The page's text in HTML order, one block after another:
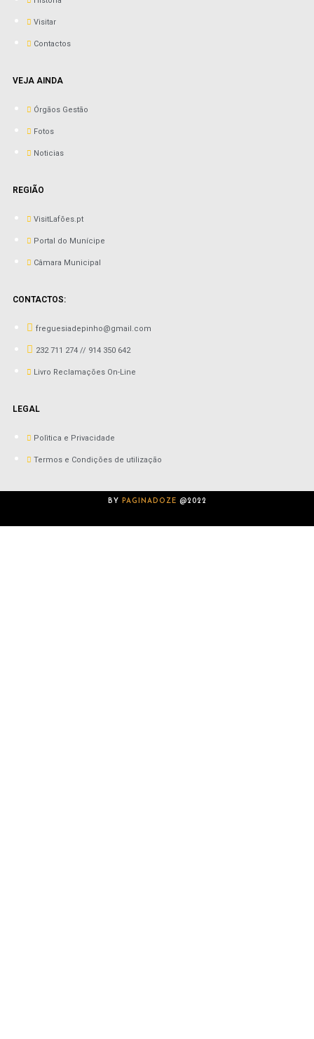
Visitar
Contactos
VEJA AINDA
Órgãos Gestão
Fotos
Noticias
REGIÃO
VisitLafões.pt
Portal do Munícipe
Câmara Municipal
CONTACTOS:
freguesiadepinho@gmail.com
232 711 274 // 914 350 642
Livro Reclamações On-Line
LEGAL
Polìtica e Privacidade
Termos e Condições de utilização
BY PAGINADOZE @2022